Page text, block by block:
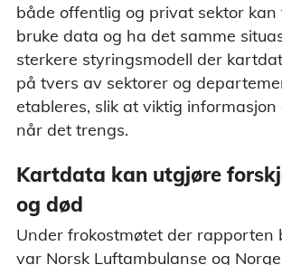
både offentlig og privat sektor kan
bruke data og ha det samme
sterkere styringsmodell der
på tvers av sektorer og
etableres, slik at viktig
når det trengs.
Kartdata kan utgjøre
og død
Under frokostmøtet der rapporten
var Norsk Luftambulanse og